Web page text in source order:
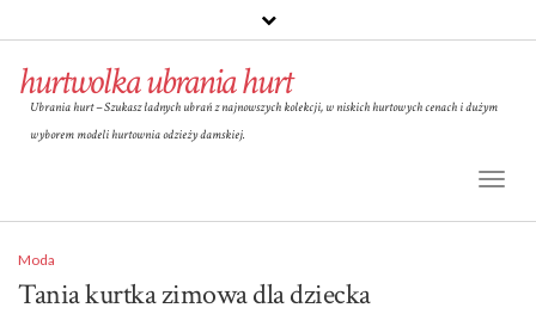
hurtwolka ubrania hurt
Ubrania hurt – Szukasz ładnych ubrań z najnowszych kolekcji, w niskich hurtowych cenach i dużym
wyborem modeli hurtownia odzieży damskiej.
Moda
Tania kurtka zimowa dla dziecka